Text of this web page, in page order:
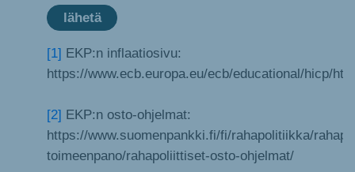
[1] EKP:n inflaatiosivu:
https://www.ecb.europa.eu/ecb/educational/hicp/
[2] EKP:n osto-ohjelmat:
https://www.suomenpankki.fi/fi/rahapolitiikka/
toimeenpano/rahapoliittiset-osto-ohjelmat/